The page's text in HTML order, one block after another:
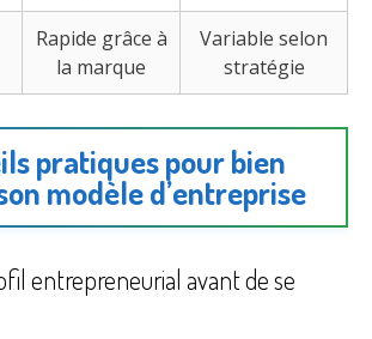
Rapide grâce à
la marque
Variable selon
stratégie
pratiques pour bien
modèle d’entreprise
entrepreneurial avant de se